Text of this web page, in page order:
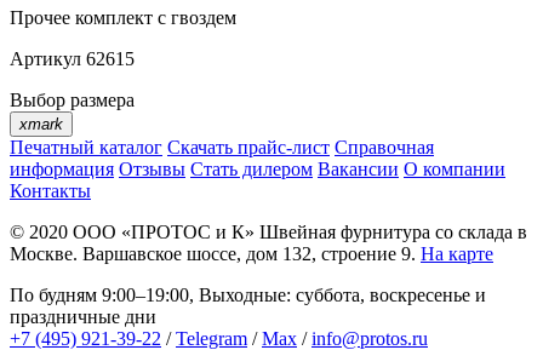
Прочее комплект с гвоздем
Артикул 62615
Выбор размера
xmark
Печатный каталог Скачать прайс-лист Справочная
информация Отзывы Стать дилером Вакансии О компании
Контакты
© 2020 ООО «ПРОТОС и К» Швейная фурнитура со склада в
Москве. Варшавское шоссе, дом 132, строение 9. На карте
По будням 9:00–19:00, Выходные: суббота, воскресенье и
праздничные дни
+7 (495) 921-39-22 /Telegram /Max /info@protos.ru